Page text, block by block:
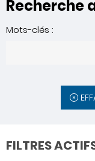
Recherche
Mots-clés :
FILTRES